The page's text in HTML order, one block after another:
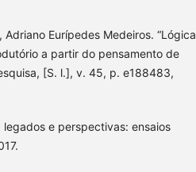
Eurípedes Medeiros. “Lógica
a partir do pensamento de
[S. l.], v. 45, p. e188483,
legados e perspectivas: ensaios